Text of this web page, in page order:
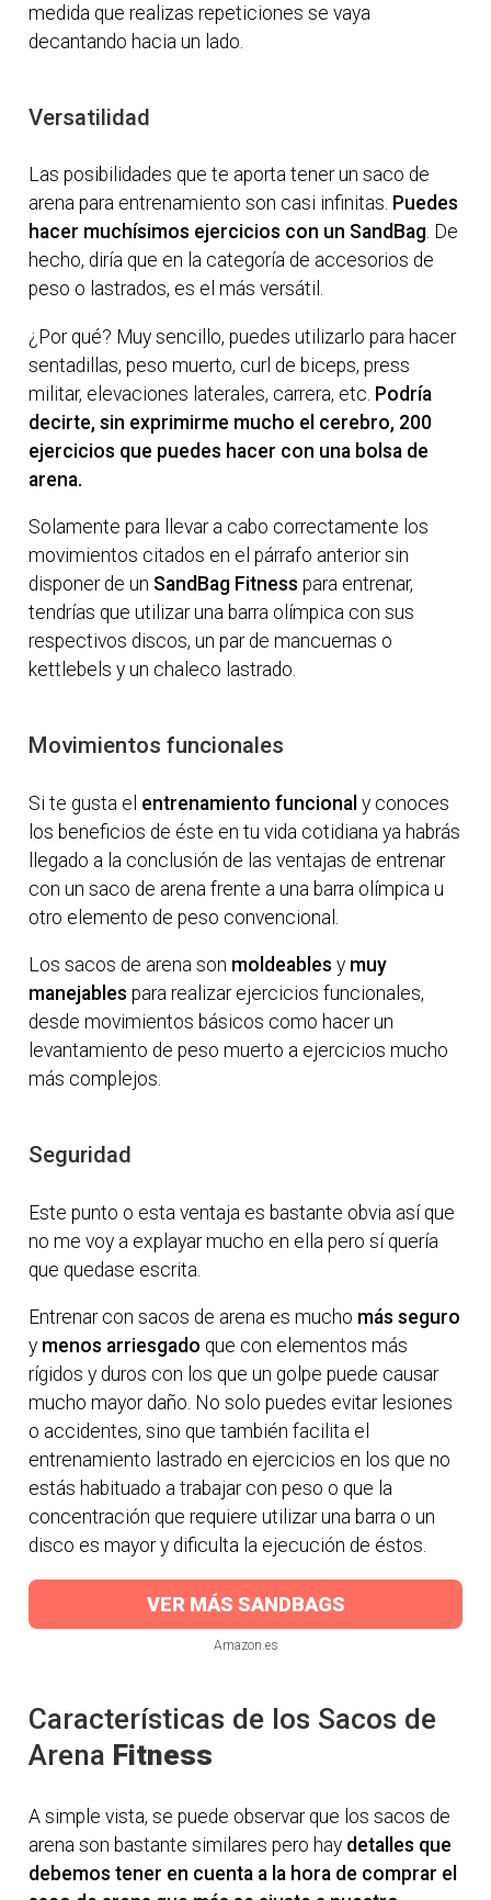
medida que realizas repeticiones se vaya
decantando hacia un lado.
Versatilidad
Las posibilidades que te aporta tener un saco de
arena para entrenamiento son casi infinitas. Puedes
hacer muchísimos ejercicios con un SandBag. De
hecho, diría que en la categoría de accesorios de
peso o lastrados, es el más versátil.
¿Por qué? Muy sencillo, puedes utilizarlo para hacer
sentadillas, peso muerto, curl de biceps, press
militar, elevaciones laterales, carrera, etc. Podría
decirte, sin exprimirme mucho el cerebro, 200
ejercicios que puedes hacer con una bolsa de
arena.
Solamente para llevar a cabo correctamente los
movimientos citados en el párrafo anterior sin
disponer de un SandBag Fitness para entrenar,
tendrías que utilizar una barra olímpica con sus
respectivos discos, un par de mancuernas o
kettlebels y un chaleco lastrado.
Movimientos funcionales
Si te gusta el entrenamiento funcional y conoces
los beneficios de éste en tu vida cotidiana ya habrás
llegado a la conclusión de las ventajas de entrenar
con un saco de arena frente a una barra olímpica u
otro elemento de peso convencional.
Los sacos de arena son moldeables y muy
manejables para realizar ejercicios funcionales,
desde movimientos básicos como hacer un
levantamiento de peso muerto a ejercicios mucho
más complejos.
Seguridad
Este punto o esta ventaja es bastante obvia así que
no me voy a explayar mucho en ella pero sí quería
que quedase escrita.
Entrenar con sacos de arena es mucho más seguro
y menos arriesgado que con elementos más
rígidos y duros con los que un golpe puede causar
mucho mayor daño. No solo puedes evitar lesiones
o accidentes, sino que también facilita el
entrenamiento lastrado en ejercicios en los que no
estás habituado a trabajar con peso o que la
concentración que requiere utilizar una barra o un
disco es mayor y dificulta la ejecución de éstos.
VER MÁS SANDBAGS
Amazon.es
Características de los Sacos de
Arena Fitness
A simple vista, se puede observar que los sacos de
arena son bastante similares pero hay detalles que
debemos tener en cuenta a la hora de comprar el